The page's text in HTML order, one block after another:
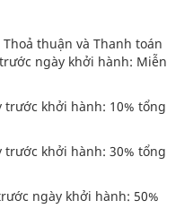
thuận và Thanh toán
ngày khởi hành: Miễn
trước khởi hành: 10% tổng
trước khởi hành: 30% tổng
ngày khởi hành: 50%